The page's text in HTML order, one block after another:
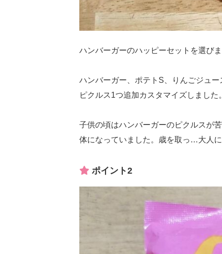
ハンバーガーのハッピーセットを選び
ハンバーガー、ポテトS、りんごジュ
ピクルス1つ追加カスタマイズしました
子供の頃はハンバーガーのピクルスが
体になっていました。歳を取っ…大人
ポイント2